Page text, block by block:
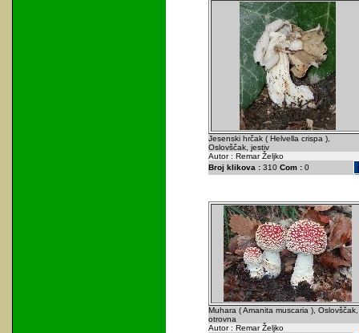
Jesenski hrčak ( Helvella crispa ),
Oslovščak, jestiv
Autor : Remar Željko
Broj klikova :310 Com :0
Muhara ( Amanita muscaria ), Oslovščak,
otrovna
Autor : Remar Željko